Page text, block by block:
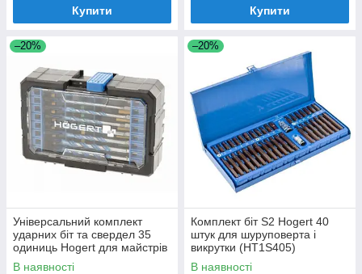
Купити Купити
–20%
Універсальний комплект
ударних біт та свердел 35
одиниць Hogert для майстрів
(HT1S801)
В наявності
–20%
Комплект біт S2 Hogert 40
штук для шуруповерта і
викрутки (HT1S405)
В наявності